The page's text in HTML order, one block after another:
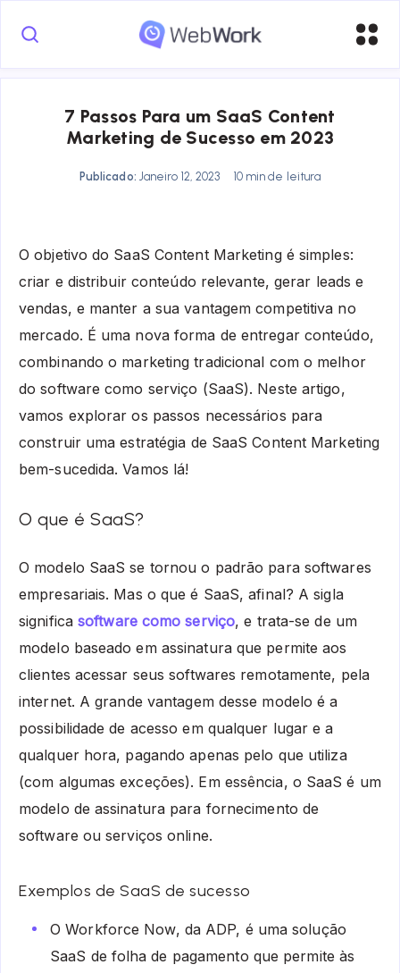
7 Passos Para um SaaS Content
Marketing de Sucesso em 2023
Publicado: Janeiro 12, 2023 10 min de leitura
O objetivo do SaaS Content Marketing é simples:
criar e distribuir conteúdo relevante, gerar leads e
vendas, e manter a sua vantagem competitiva no
mercado. É uma nova forma de entregar conteúdo,
combinando o marketing tradicional com o melhor
do software como serviço (SaaS). Neste artigo,
vamos explorar os passos necessários para
construir uma estratégia de SaaS Content Marketing
bem-sucedida. Vamos lá!
O que é SaaS?
O modelo SaaS se tornou o padrão para softwares
empresariais. Mas o que é SaaS, afinal? A sigla
significa software como serviço, e trata-se de um
modelo baseado em assinatura que permite aos
clientes acessar seus softwares remotamente, pela
internet. A grande vantagem desse modelo é a
possibilidade de acesso em qualquer lugar e a
qualquer hora, pagando apenas pelo que utiliza
(com algumas exceções). Em essência, o SaaS é um
modelo de assinatura para fornecimento de
software ou serviços online.
Exemplos de SaaS de sucesso
O Workforce Now, da ADP, é uma solução
SaaS de folha de pagamento que permite às